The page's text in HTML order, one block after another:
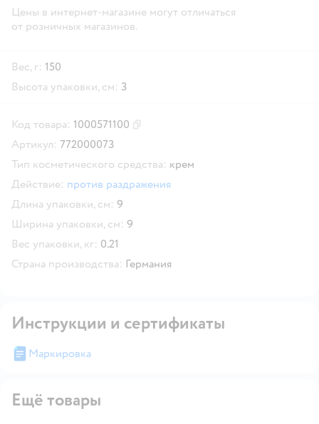
Цены в интернет-магазине могут отличаться
от розничных магазинов.
Вес, г: 150
Высота упаковки, см: 3
Код товара: 1000571100
Артикул: 772000073
Тип косметического средства: крем
Действие: против раздражения
Длина упаковки, см: 9
Ширина упаковки, см: 9
Вес упаковки, кг: 0.21
Страна производства: Германия
Инструкции и сертификаты
Маркировка
Ещё товары